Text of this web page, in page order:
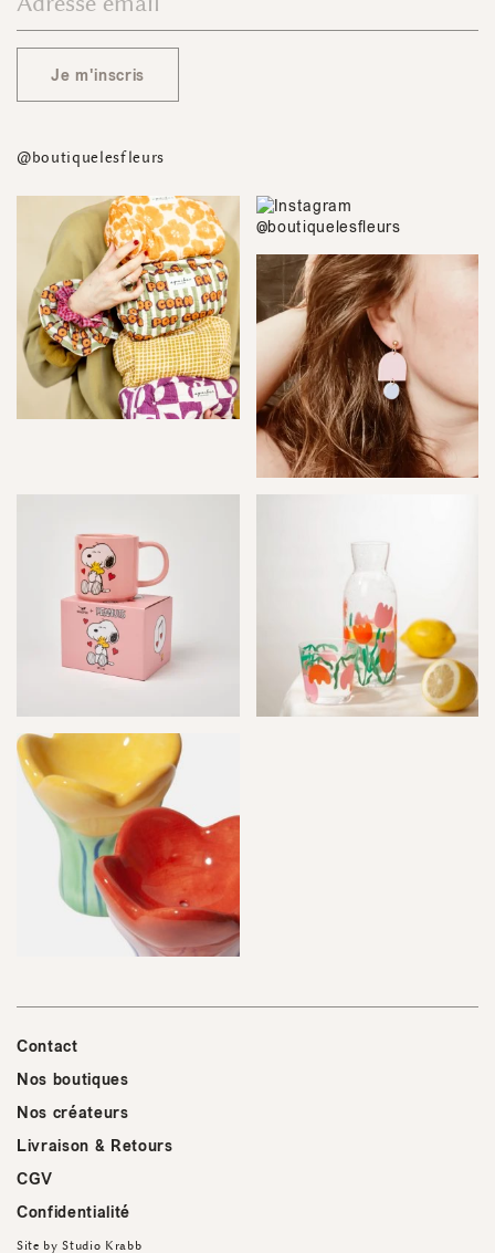
Je m'inscris
@boutiquelesfleurs
Contact
Nos boutiques
Nos créateurs
Livraison & Retours
CGV
Confidentialité
Site byStudio Krabb